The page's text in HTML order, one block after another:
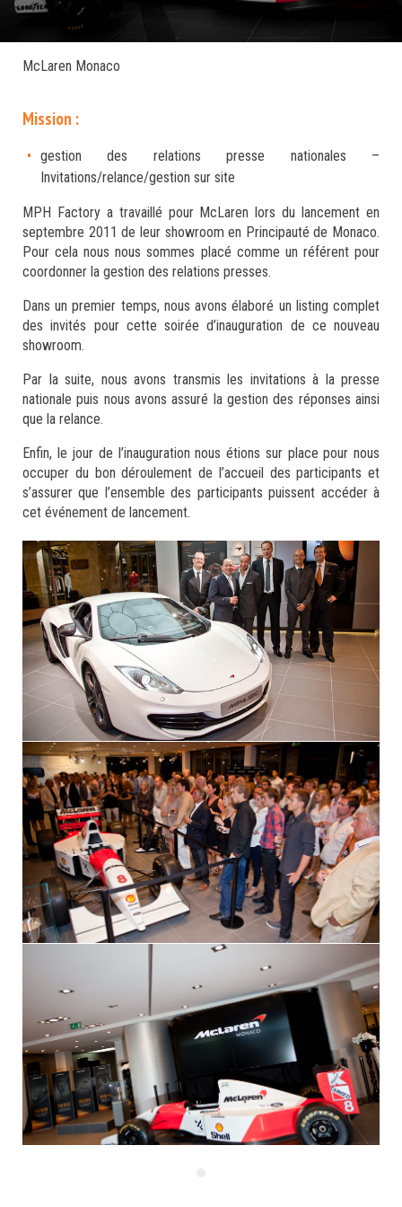
McLaren Monaco
Mission :
gestion des relations presse nationales –
Invitations/relance/gestion sur site
MPH Factory a travaillé pour McLaren lors du lancement en
septembre 2011 de leur showroom en Principauté de Monaco.
Pour cela nous nous sommes placé comme un référent pour
coordonner la gestion des relations presses.
Dans un premier temps, nous avons élaboré un listing complet
des invités pour cette soirée d’inauguration de ce nouveau
showroom.
Par la suite, nous avons transmis les invitations à la presse
nationale puis nous avons assuré la gestion des réponses ainsi
que la relance.
Enfin, le jour de l’inauguration nous étions sur place pour nous
occuper du bon déroulement de l’accueil des participants et
s’assurer que l’ensemble des participants puissent accéder à
cet événement de lancement.